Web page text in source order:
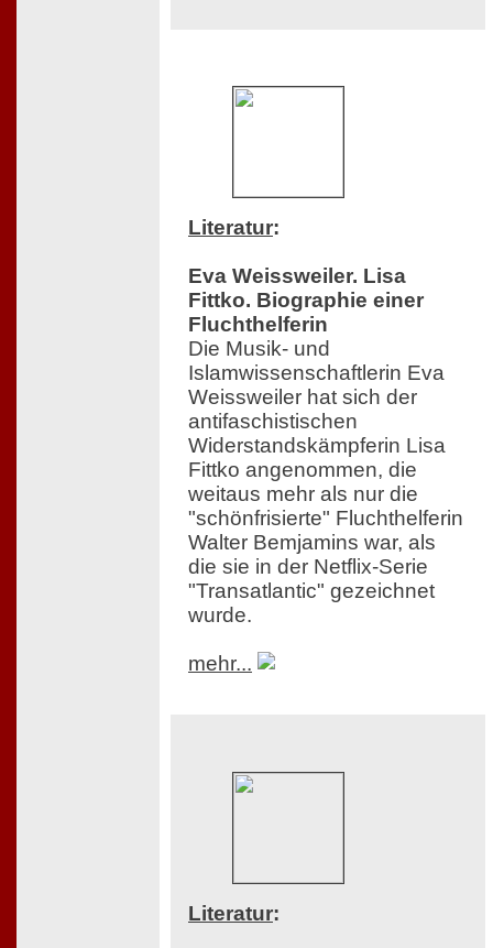
Literatur:
Eva Weissweiler. Lisa
Fittko. Biographie einer
Fluchthelferin
Die Musik- und
Islamwissenschaftlerin Eva
Weissweiler hat sich der
antifaschistischen
Widerstandskämpferin Lisa
Fittko angenommen, die
weitaus mehr als nur die
"schönfrisierte" Fluchthelferin
Walter Bemjamins war, als
die sie in der Netflix-Serie
"Transatlantic" gezeichnet
wurde.
mehr...
Literatur: